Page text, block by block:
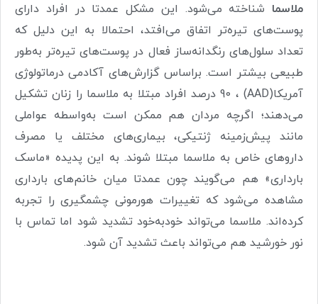
ملاسما شناخته می‌شود. این مشکل عمدتا در افراد دارای
پوست‌های تیره‌تر اتفاق می‌افتد، احتمالا به این دلیل که
تعداد سلول‌های رنگدانه‌ساز فعال در پوست‌های تیره‌تر به‌طور
طبیعی بیشتر است. براساس گزارش‌های آکادمی درماتولوژی
آمریکا(AAD) ، 90
درصد افراد مبتلا به ملاسما را زنان تشکیل
می‌دهند؛ اگرچه مردان هم ممکن است به‌واسطه عواملی
مانند پیش‌زمینه ژنتیکی، بیماری‌های مختلف یا مصرف
داروهای خاص به ملاسما مبتلا شوند. به این پدیده «ماسک
بارداری» هم می‌گویند چون عمدتا میان خانم‌های بارداری
مشاهده می‌شود که تغییرات هورمونی چشمگیری را تجربه
کرده‌اند. ملاسما می‌تواند خودبه‌خود تشدید شود اما تماس با
نور خورشید هم می‌تواند باعث تشدید آن شود.